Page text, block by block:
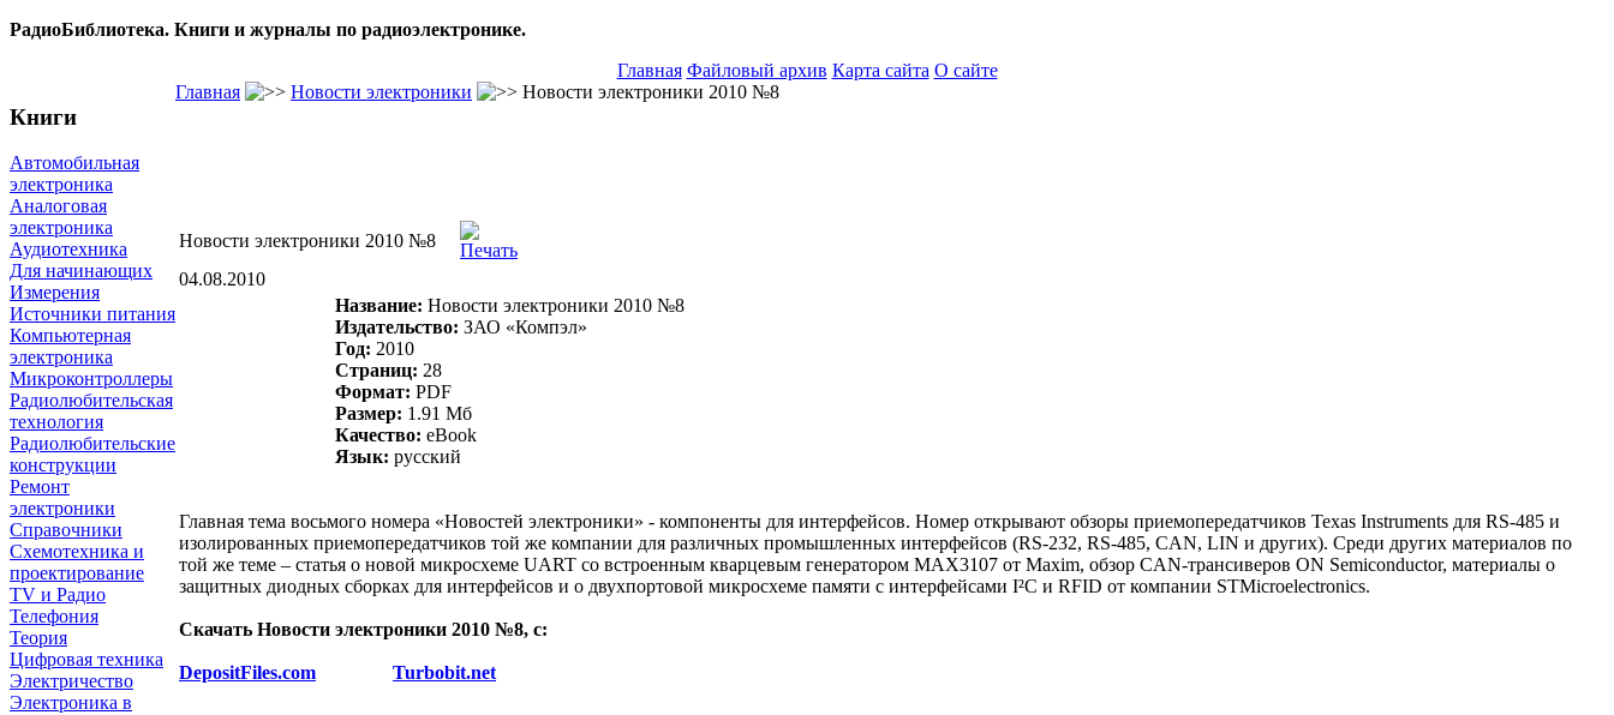
РадиоБиблиотека. Книги и журналы по радиоэлектронике.
Главная Файловый архив Карта сайта О сайте
Книги
Автомобильная
электроника
Аналоговая
электроника
Аудиотехника
Для начинающих
Измерения
Источники питания
Компьютерная
электроника
Микроконтроллеры
Радиолюбительская
технология
Радиолюбительские
конструкции
Ремонт
электроники
Справочники
Схемотехника и
проектирование
TV и Радио
Телефония
Теория
Цифровая техника
Электричество
Электроника в
Главная Новости электроники Новости электроники 2010 №8
Новости электроники 2010 №8
04.08.2010
Название: Новости электроники 2010 №8
Издательство: ЗАО «Компэл»
Год: 2010
Страниц: 28
Формат: PDF
Размер: 1.91 Mб
Качество: eBook
Язык: русский
Главная тема восьмого номера «Новостей электроники» - компоненты для интерфейсов. Номер открывают обзоры приемопередатчиков Texas Instruments для RS-485 и
изолированных приемопередатчиков той же компании для различных промышленных интерфейсов (RS-232, RS-485, CAN, LIN и других). Среди других материалов по
той же теме – статья о новой микросхеме UART со встроенным кварцевым генератором MAX3107 от Maxim, обзор CAN-трансиверов ON Semiconductor, материалы о
защитных диодных сборках для интерфейсов и о двухпортовой микросхеме памяти с интерфейсами I²C и RFID от компании STMicroelectronics.
Скачать Новости электроники 2010 №8, с:
DepositFiles.com Turbobit.net